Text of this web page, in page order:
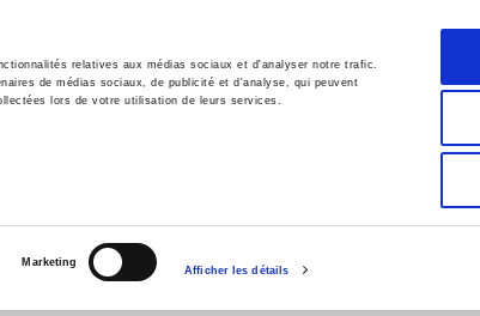
relatives aux médias sociaux et d'analyser notre trafic.
de médias sociaux, de publicité et d'analyse, qui peuvent
lors de votre utilisation de leurs services.
Marketing
Afficher les détails
Français
Histoire International